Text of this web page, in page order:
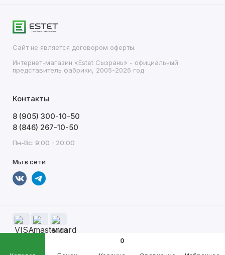
0
Сайт не является договором оферты.
Интернет-магазин «Estet Сызрань» - официальный
представитель фабрики, 2005-2026 год
Контакты
8 (905) 300-10-50
8 (846) 267-10-50
Пн-Вс: 9:00 - 20:00
Мы в сети